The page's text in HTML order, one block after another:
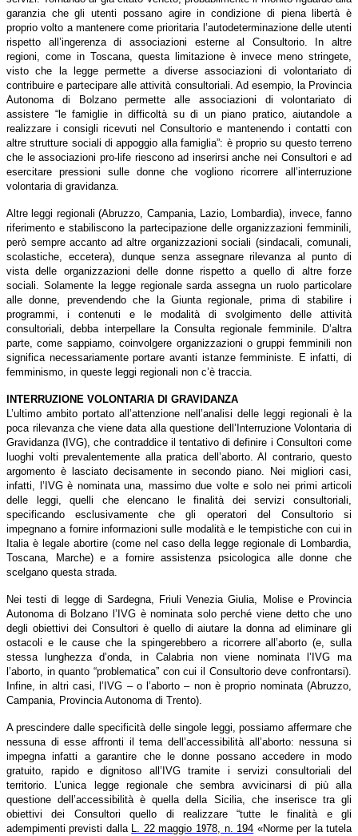
garanzia che gli utenti possano agire in condizione di piena libertà è
proprio volto a mantenere come prioritaria l’autodeterminazione delle utenti
rispetto all’ingerenza di associazioni esterne al Consultorio. In altre
regioni, come in Toscana, questa limitazione è invece meno stringete,
visto che la legge permette a diverse associazioni di volontariato di
contribuire e partecipare alle attività consultoriali. Ad esempio, la Provincia
Autonoma di Bolzano permette alle associazioni di volontariato di
assistere “le famiglie in difficoltà su di un piano pratico, aiutandole a
realizzare i consigli ricevuti nel Consultorio e mantenendo i contatti con
altre strutture sociali di appoggio alla famiglia”: è proprio su questo terreno
che le associazioni pro-life riescono ad inserirsi anche nei Consultori e ad
esercitare pressioni sulle donne che vogliono ricorrere all’interruzione
volontaria di gravidanza.
Altre leggi regionali (Abruzzo, Campania, Lazio, Lombardia), invece, fanno
riferimento e stabiliscono la partecipazione delle organizzazioni femminili,
però sempre accanto ad altre organizzazioni sociali (sindacali, comunali,
scolastiche, eccetera), dunque senza assegnare rilevanza al punto di
vista delle organizzazioni delle donne rispetto a quello di altre forze
sociali. Solamente la legge regionale sarda assegna un ruolo particolare
alle donne, prevendendo che la Giunta regionale, prima di stabilire i
programmi, i contenuti e le modalità di svolgimento delle attività
consultoriali, debba interpellare la Consulta regionale femminile. D’altra
parte, come sappiamo, coinvolgere organizzazioni o gruppi femminili non
significa necessariamente portare avanti istanze femministe. E infatti, di
femminismo, in queste leggi regionali non c’è traccia.
INTERRUZIONE VOLONTARIA DI GRAVIDANZA
L’ultimo ambito portato all’attenzione nell’analisi delle leggi regionali è la
poca rilevanza che viene data alla questione dell’Interruzione Volontaria di
Gravidanza (IVG), che contraddice il tentativo di definire i Consultori come
luoghi volti prevalentemente alla pratica dell’aborto. Al contrario, questo
argomento è lasciato decisamente in secondo piano. Nei migliori casi,
infatti, l’IVG è nominata una, massimo due volte e solo nei primi articoli
delle leggi, quelli che elencano le finalità dei servizi consultoriali,
specificando esclusivamente che gli operatori del Consultorio si
impegnano a fornire informazioni sulle modalità e le tempistiche con cui in
Italia è legale abortire (come nel caso della legge regionale di Lombardia,
Toscana, Marche) e a fornire assistenza psicologica alle donne che
scelgano questa strada.
Nei testi di legge di Sardegna, Friuli Venezia Giulia, Molise e Provincia
Autonoma di Bolzano l’IVG è nominata solo perché viene detto che uno
degli obiettivi dei Consultori è quello di aiutare la donna ad eliminare gli
ostacoli e le cause che la spingerebbero a ricorrere all’aborto (e, sulla
stessa lunghezza d’onda, in Calabria non viene nominata l’IVG ma
l’aborto, in quanto “problematica” con cui il Consultorio deve confrontarsi).
Infine, in altri casi, l’IVG – o l’aborto – non è proprio nominata (Abruzzo,
Campania, Provincia Autonoma di Trento).
A prescindere dalle specificità delle singole leggi, possiamo affermare che
nessuna di esse affronti il tema dell’accessibilità all’aborto: nessuna si
impegna infatti a garantire che le donne possano accedere in modo
gratuito, rapido e dignitoso all’IVG tramite i servizi consultoriali del
territorio. L’unica legge regionale che sembra avvicinarsi di più alla
questione dell’accessibilità è quella della Sicilia, che inserisce tra gli
obiettivi dei Consultori quello di realizzare “tutte le finalità e gli
adempimenti previsti dalla L. 22 maggio 1978, n. 194 «Norme per la tutela